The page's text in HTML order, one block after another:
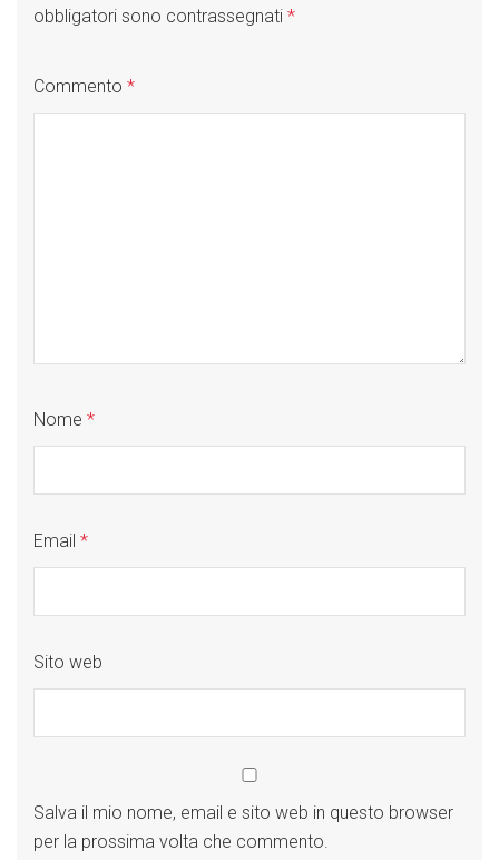
obbligatori sono contrassegnati *
Commento *
Nome *
Email *
Sito web
Salva il mio nome, email e sito web in questo browser
per la prossima volta che commento.